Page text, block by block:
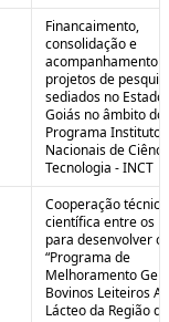
Financaimento,
consolidação e
acompanhamento
projetos de
sediados no Estado
Goiás no âmbito do
Programa Institutos
Nacionais de
Tecnologia - INCT
Cooperação
científica entre os
para desenvolver o
“Programa de
Melhoramento
Bovinos Leiteiros
Lácteo da Região